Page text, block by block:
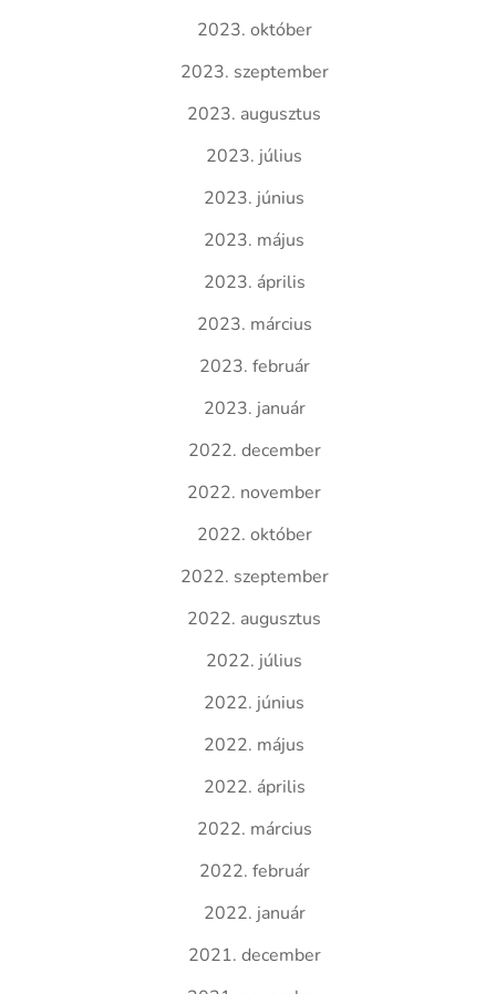
2023. október
2023. szeptember
2023. augusztus
2023. július
2023. június
2023. május
2023. április
2023. március
2023. február
2023. január
2022. december
2022. november
2022. október
2022. szeptember
2022. augusztus
2022. július
2022. június
2022. május
2022. április
2022. március
2022. február
2022. január
2021. december